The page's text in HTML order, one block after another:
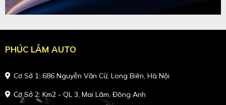
PHÚC LÂM AUTO
Cơ Sở 1: 686 Nguyễn Văn Cừ, Long Biên, Hà Nội
Cơ Sở 2: Km2 - QL 3, Mai Lâm, Đông Anh